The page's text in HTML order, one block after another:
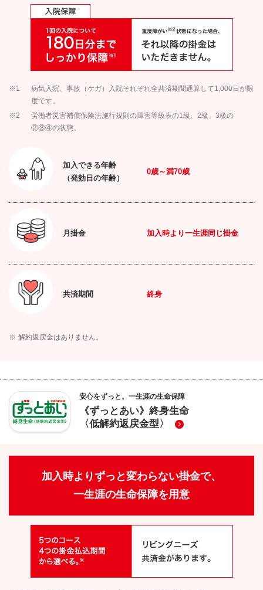
※1
病気入院、事故（ケガ）入院それぞれ全共済期間通算して1,000日が限
度です。
※2
労働者災害補償保険法施行規則の障害等級表の1級、2級、3級の
②③④の状態。
加入できる年齢
（発効日の年齢）
0歳～満70歳
月掛金 加入時より一生涯同じ掛金
共済期間 終身
※ 解約返戻金はありません。
安心をずっと。一生涯の生命保障
《ずっとあい》終身生命
〈低解約返戻金型〉
加入時よりずっと変わらない掛金で、
一生涯の生命保障を用意